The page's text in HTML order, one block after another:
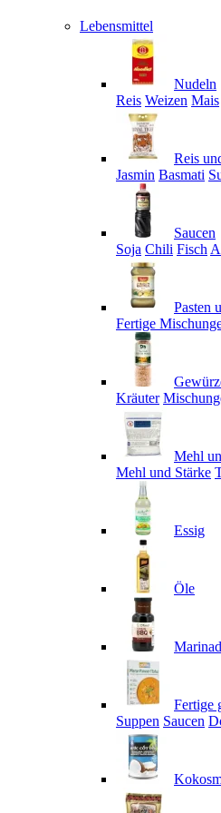
Lebensmittel
Nudeln
Reis Weizen Mais
Reis
Jasmin Basmati
Saucen
Soja Chili Fisch
Pasten
Fertige
Kräuter
Mehl
Mehl und Stärke
Essig
Öle
Fertige
Suppen Saucen